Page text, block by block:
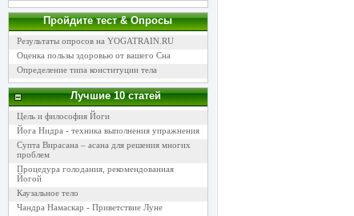
Пройдите тест & Опросы
Результаты опросов на YOGATRAIN.RU
Оценка пользы здоровью от вашего Сна
Определение типа конституции тела
Лучшие 10 статей
Цель и философия Йоги
Йога Нидра - техника выполнения упражнения
Супта Вирасана – асана для решения многих
проблем
Процедура голодания, рекомендованная
Йогой
Каузальное тело
Чандра Намаскар - Приветствие Луне